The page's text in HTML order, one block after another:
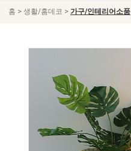
홈 > 생활/홈데코 > 가구/인테리어소품